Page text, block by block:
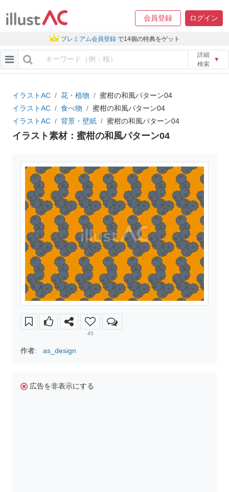
会員登録 ログイン
プレミアム会員登録 で14個の特典をゲット
詳細
検索
▼
イラストAC 花・植物
蜜柑の和風パターン04
イラストAC
食べ物
蜜柑の和風パターン04
イラストAC
背景・壁紙 蜜柑の和風パターン04
イラスト素材：蜜柑の和風パターン04
45
作者: as_design
広告を非表示にする